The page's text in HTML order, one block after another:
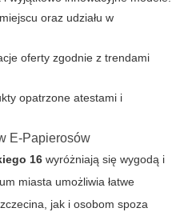
oraz udziału w
oferty zgodnie z trendami
opatrzone atestami i
E-Papierosów
16 wyróżniają się wygodą i
miasta umożliwia łatwe
jak i osobom spoza